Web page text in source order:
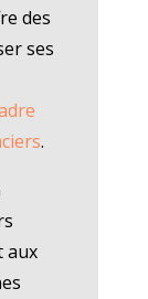
des
ses
.
aux